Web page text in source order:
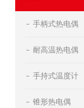
手柄式热电偶
耐高温热电偶
手持式温度计
锥形热电偶